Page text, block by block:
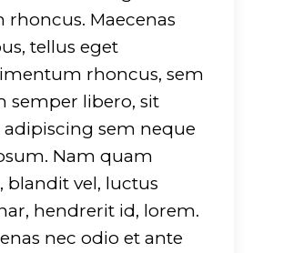
rhoncus. Maecenas
tellus eget
rhoncus, sem
semper libero, sit
sem neque
Nam quam
blandit vel, luctus
hendrerit id, lorem.
nec odio et ante